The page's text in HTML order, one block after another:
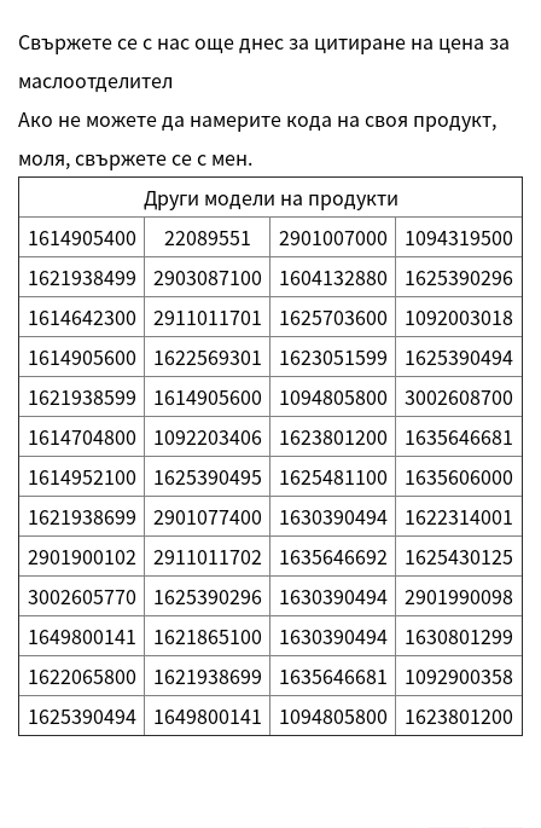
Свържете се с нас още днес за цитиране на цена за
маслоотделител
Ако не можете да намерите кода на своя продукт,
моля, свържете се с мен.
Други модели на продукти
1614905400
22089551 2901007000
1094319500
1621938499
2903087100 1604132880
1625390296
1614642300
2911011701 1625703600
1092003018
1614905600
1622569301 1623051599
1625390494
1621938599
1614905600 1094805800
3002608700
1614704800
1092203406 1623801200
1635646681
1614952100
1625390495 1625481100
1635606000
1621938699
2901077400 1630390494
1622314001
2901900102
2911011702 1635646692
1625430125
3002605770
1625390296 1630390494
2901990098
1649800141
1621865100 1630390494
1630801299
1622065800
1621938699 1635646681
1092900358
1625390494
1649800141 1094805800 1623801200